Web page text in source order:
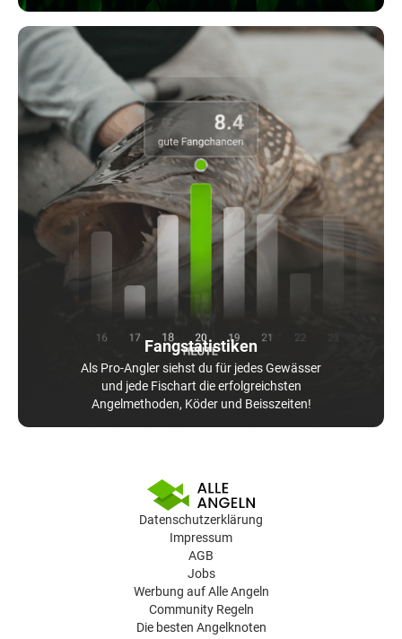
Fangstatistiken
Als Pro-Angler siehst du für jedes Gewässer
und jede Fischart die erfolgreichsten
Angelmethoden, Köder und Beisszeiten!
Datenschutzerklärung
Impressum
AGB
Jobs
Werbung auf Alle Angeln
Community Regeln
Die besten Angelknoten